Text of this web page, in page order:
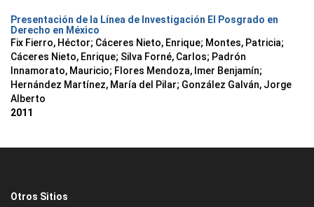
Presentación de la Línea de Investigación El Posgrado en
Derecho en México
Fix Fierro, Héctor; Cáceres Nieto, Enrique; Montes, Patricia;
Cáceres Nieto, Enrique; Silva Forné, Carlos; Padrón
Innamorato, Mauricio; Flores Mendoza, Imer Benjamín;
Hernández Martínez, María del Pilar; González Galván, Jorge
Alberto
2011
Otros Sitios